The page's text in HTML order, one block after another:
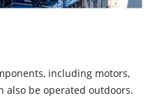
including motors,
also be operated outdoors.